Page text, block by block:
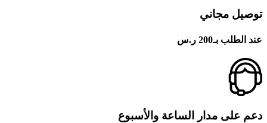
توصيل مجاني
عند الطلب بـ200 ر.س
دعم على مدار الساعة والأسبوع